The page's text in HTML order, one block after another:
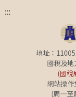
:::
地址：
國稅及地
(國稅
網站操
(周一至